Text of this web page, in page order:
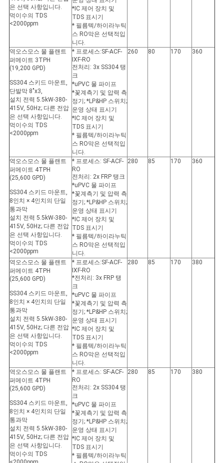
은 선택 사항입니다.
먹이수의 TDS
<2000ppm
*IC 제어 장치 및
TDS 표시기
* 필름텍/하이라누틱
스 RO막은 선택적입
니다.
역오스모스 물 플랜트
퍼메이트 3TPH
(19,200 GPD)
SS304 스키드 마운트,
단발막 8"x3,
설치 전력 5.5kW-380-
415V, 50Hz; 다른 전압
은 선택 사항입니다.
먹이수의 TDS
<2000ppm
* 프로세스:SF-ACF-
IXF-RO
전처리: 3x SS304 탱
크
*uPVC 물 파이프
*꽃계측기 및 압력 측
정기; *LP&HP 스위치;
운영 상태 표시기
*IC 제어 장치 및
TDS 표시기
* 필름텍/하이라누틱
스 RO막은 선택적입
니다.
260 80 170 360
역오스모스 물 플랜트
퍼메이트 4TPH
(25,600 GPD)
SS304 스키드 마운트,
8인치 × 4인치의 단일
통과막
설치 전력 5.5kW-380-
415V, 50Hz; 다른 전압
은 선택 사항입니다.
먹이수의 TDS
<2000ppm
* 프로세스: SF-ACF-
RO
전처리: 2x FRP 탱크
*uPVC 물 파이프
*꽃계측기 및 압력 측
정기; *LP&HP 스위치;
운영 상태 표시기
*IC 제어 장치 및
TDS 표시기
* 필름텍/하이라누틱
스 RO막은 선택적입
니다.
280 85 170 360
역오스모스 물 플랜트
퍼메이트 4TPH
(25,600 GPD)
SS304 스키드 마운트,
8인치 × 4인치의 단일
통과막
설치 전력 5.5kW-380-
415V, 50Hz; 다른 전압
은 선택 사항입니다.
먹이수의 TDS
<2000ppm
* 프로세스:SF-ACF-
IXF-RO
*전처리: 3x FRP 탱
크
*uPVC 물 파이프
*꽃계측기 및 압력 측
정기; *LP&HP 스위치;
운영 상태 표시기
*IC 제어 장치 및
TDS 표시기
* 필름텍/하이라누틱
스 RO막은 선택적입
니다.
280 85 170 380
역오스모스 물 플랜트
퍼메이트 4TPH
(25,600 GPD)
SS304 스키드 마운트,
8인치 × 4인치의 단일
통과막
설치 전력 5.5kW-380-
415V, 50Hz; 다른 전압
은 선택 사항입니다.
먹이수의 TDS
* 프로세스: SF-ACF-
RO
전처리: 2x SS304 탱
크
*uPVC 물 파이프
*꽃계측기 및 압력 측
정기; *LP&HP 스위치;
운영 상태 표시기
*IC 제어 장치 및
TDS 표시기
* 필름텍/하이라누틱
280 85 170 380